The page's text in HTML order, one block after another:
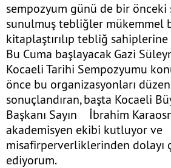
sempozyum günü de bir önceki
sunulmuş tebliğler mükemmel
kitaplaştırılıp tebliğ
Bu Cuma başlayacak Gazi
Kocaeli Tarihi Sempozyumu
önce bu organizasyonları
sonuçlandıran, başta Kocaeli
Başkanı Sayın İbrahim
akademisyen ekibi kutluyor ve
misafirperverliklerinden dolayı
ediyorum.